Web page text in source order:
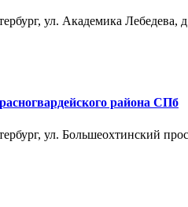
ул. Академика Лебедева,
района СПб
ул. Большеохтинский